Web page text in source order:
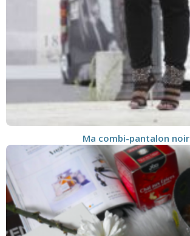
Ma combi-pantalon noir